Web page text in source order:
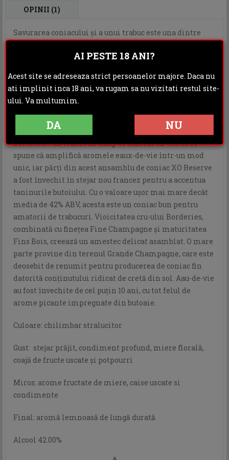
OPINII (1)
Savurarea coniacului și a unui trabuc este una dintre
Cigar Reserve Cognac onorează această tradiție cu acest
trabuc bun, a fost creat cu eaux-de-vie din prestigioasele
terroiruri Grande și Petite Champagne, alături de Fins
Bois și Borderies pentru a crea un cuvée deosebit de
accentueaza perfect condimentul unui trabuc. Savurând
meditativ un coniac în timp ce fumezi un trabuc se
spune că amplifică aromele eaux-de-vie într-un mod
unic, iar părți din acest ansamblu de coniac XO Reserve
a fost învechit în stejar nou francez pentru a accentua
taninurile butoiului. Cu o valoare ușor mai mare decât
media de 42% ABV, acesta este un coniac bun pentru
amatorii de trabucuri. Vioicitatea cru-ului Borderies,
combinată cu finețea Fine Champagne și maturitatea
Fins Bois, creează un amestec delicat asamblat. O mare
parte provine din terenul Grande Champagne, care este
deosebit de renumit pentru producerea de coniac fin
datorită conținutului ridicat de cretă din sol. Aau-de-vie
au fost învechite de cel puțin 10 ani, cu tot felul de
arome picante impregnate din butoaie.
Culoare: chilimbar stralucitor
Gust: stejar prăjit, condiment profund, miere florală,
coajă de fructe uscate și potpourri
Miros: arome fructate de miere, caise uscate si
condimente
Final: aromă lemnoasă de lungă durată
Alcool 42.00%
AI PESTE 18 ANI?
Acest site se adreseaza strict persoanelor majore. Daca nu
ati implinit inca 18 ani, va rugam sa nu vizitati restul site-
ului. Va multumim.
DA NU